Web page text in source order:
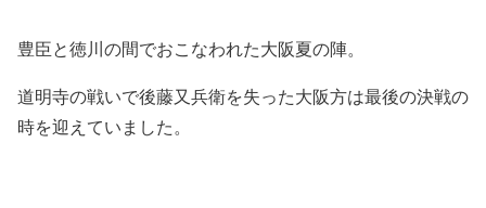
豊臣と徳川の間でおこなわれた大阪夏の陣。
道明寺の戦いで後藤又兵衛を失った大阪方は最後の決戦の
時を迎えていました。